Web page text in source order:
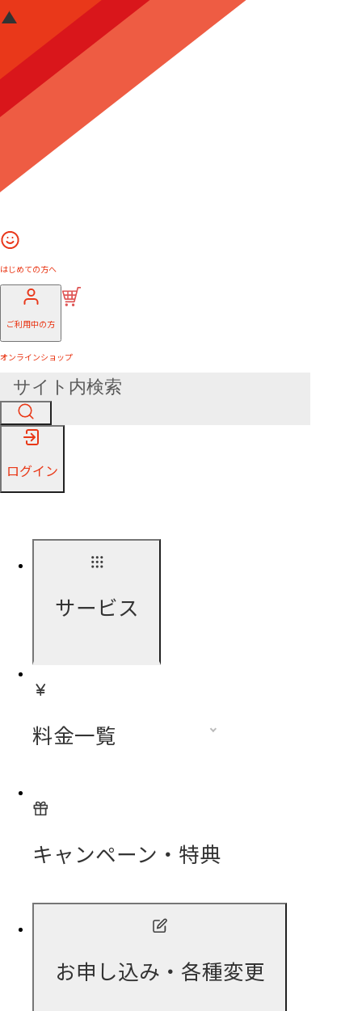
はじめての方へ
ご利用中の方
オンラインショップ
ログイン
サービス
料金一覧
キャンペーン・特典
お申し込み・各種変更